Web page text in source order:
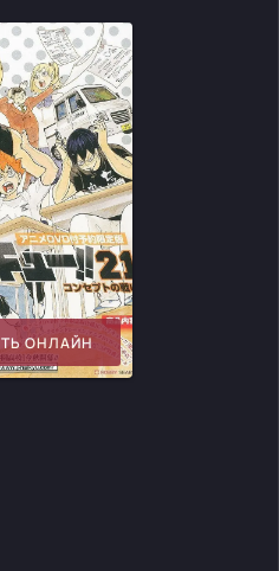
ОНЛАЙН